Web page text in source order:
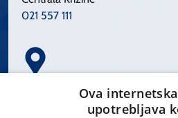
021 557 111
Spinčićeva 1, 21000 Split
Ova
upotrebljava